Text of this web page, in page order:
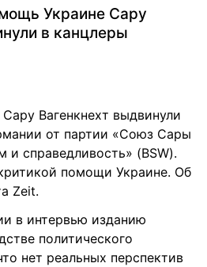
Украине Сару
в канцлеры
Вагенкнехт выдвинули
от партии «Союз Сары
и справедливость» (BSW).
помощи Украине. Об
Zeit.
в интервью изданию
политического
нет реальных перспектив